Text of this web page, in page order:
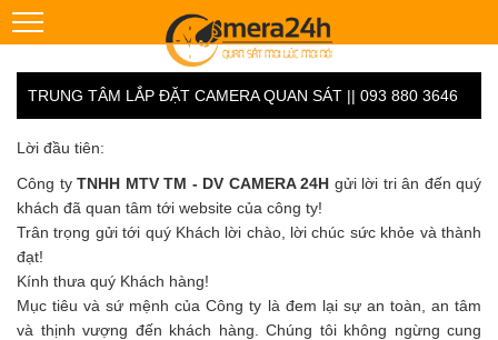
TRUNG TÂM LẮP ĐẶT CAMERA QUAN SÁT || 093 880 3646
Lời đầu tiên:
Công ty TNHH MTV TM - DV CAMERA 24H gửi lời tri ân đến quý
khách đã quan tâm tới website của công ty!
Trân trọng gửi tới quý Khách lời chào, lời chúc sức khỏe và thành
đạt!
Kính thưa quý Khách hàng!
Mục tiêu và sứ mệnh của Công ty là đem lại sự an toàn, an tâm
và thịnh vượng đến khách hàng. Chúng tôi không ngừng cung